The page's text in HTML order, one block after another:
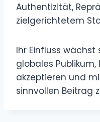
Authentizität,
zielgerichtetem
Ihr Einfluss
globales
akzeptieren und
sinnvollen Beitrag